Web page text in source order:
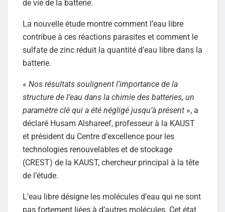
de vie de la batterie.
La nouvelle étude montre comment l’eau libre
contribue à ces réactions parasites et comment le
sulfate de zinc réduit la quantité d’eau libre dans la
batterie.
« Nos résultats soulignent l’importance de la
structure de l’eau dans la chimie des batteries, un
paramètre clé qui a été négligé jusqu’à présent », a
déclaré Husam Alshareef, professeur à la KAUST
et président du Centre d’excellence pour les
technologies renouvelables et de stockage
(CREST) de la KAUST, chercheur principal à la tête
de l’étude.
L’eau libre désigne les molécules d’eau qui ne sont
pas fortement liées à d’autres molécules. Cet état